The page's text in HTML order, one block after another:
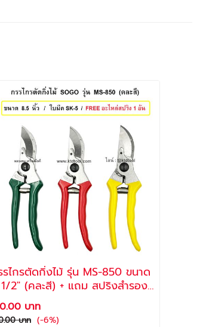
รไกรตัดกิ่งไม้ รุ่น MS-850 ขนาด
+ แถม สปริงสำรอง
/ SOGO
บาท
บาท (-6%)